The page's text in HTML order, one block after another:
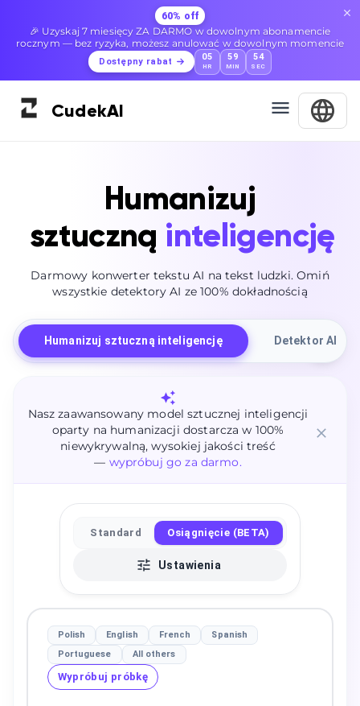
60% off
🎉 Uzyskaj 7 miesięcy ZA DARMO w dowolnym abonamencie
rocznym — bez ryzyka, możesz anulować w dowolnym momencie
Dostępny rabat 05
HR
59
MIN
52
SEC
CudekAI
Humanizuj
sztuczną inteligencję
Darmowy konwerter tekstu AI na tekst ludzki. Omiń
wszystkie detektory AI ze 100% dokładnością
Humanizuj sztuczną inteligencję Detektor AI
Nasz zaawansowany model sztucznej inteligencji
oparty na humanizacji dostarcza w 100%
niewykrywalną, wysokiej jakości treść
— wypróbuj go za darmo.
Standard Osiągnięcie (BETA)
Ustawienia
Polish English French
Spanish
Portuguese
All others
Wypróbuj próbkę